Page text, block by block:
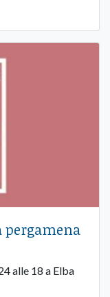
pergamena
alle 18 a Elba